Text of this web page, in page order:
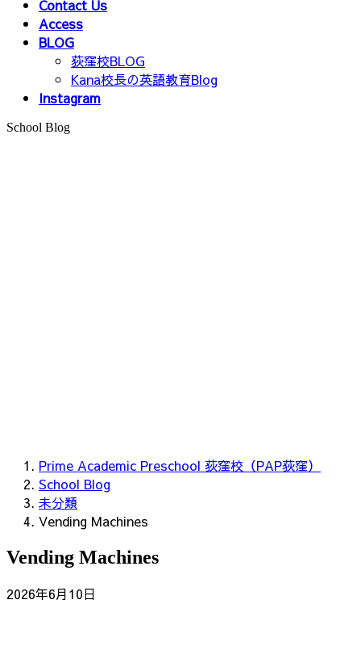
Contact Us
Access
BLOG
荻窪校BLOG
Kana校長の英語教育Blog
Instagram
School Blog
Prime Academic Preschool 荻窪校（PAP荻窪）
School Blog
未分類
Vending Machines
Vending Machines
2026年6月10日